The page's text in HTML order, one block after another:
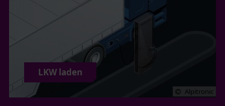
Alpitronic
LKW laden